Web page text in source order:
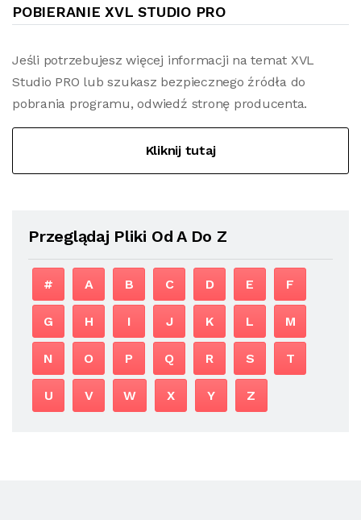
POBIERANIE XVL STUDIO PRO
Jeśli potrzebujesz więcej informacji na temat XVL
Studio PRO lub szukasz bezpiecznego źródła do
pobrania programu, odwiedź stronę producenta.
Kliknij tutaj
Przeglądaj Pliki Od A Do Z
# A B C D E F
G H I J K L M
N O P Q R S T
U V W X Y Z